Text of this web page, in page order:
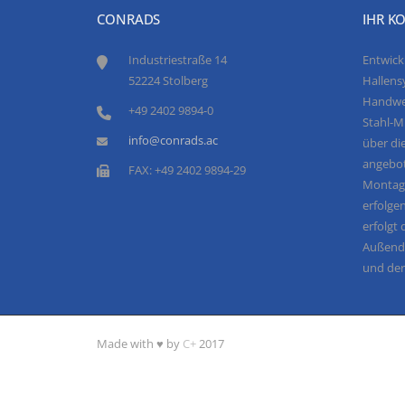
CONRADS
Industriestraße 14
52224 Stolberg
+49 2402 9894-0
info@conrads.ac
FAX: +49 2402 9894-29
IHR
Stahl-
über
erfolgt
und
Made with ♥ by C+2017